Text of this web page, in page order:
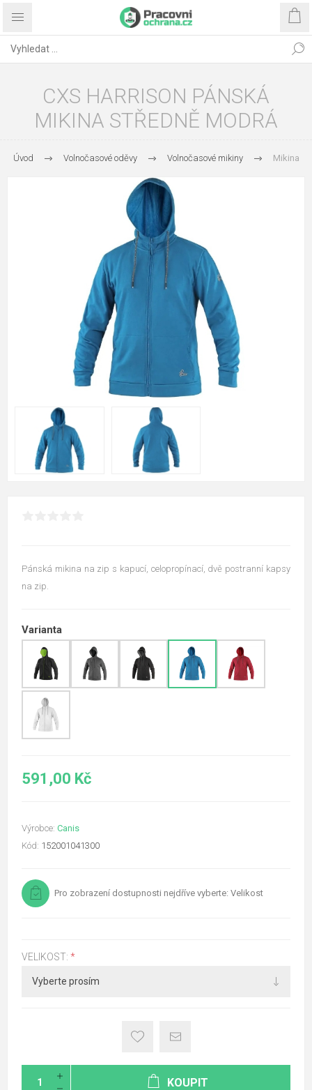
CXS HARRISON PÁNSKÁ
MIKINA STŘEDNĚ MODRÁ
Úvod Volnočasové oděvy Volnočasové mikiny Mikina
Pánská mikina na zip s kapucí, celopropínací, dvě postranní kapsy
na zip.
Varianta
591,00 Kč
Výrobce: Canis
Kód: 152001041300
Pro zobrazení dostupnosti nejdříve vyberte: Velikost
VELIKOST: *
KOUPIT